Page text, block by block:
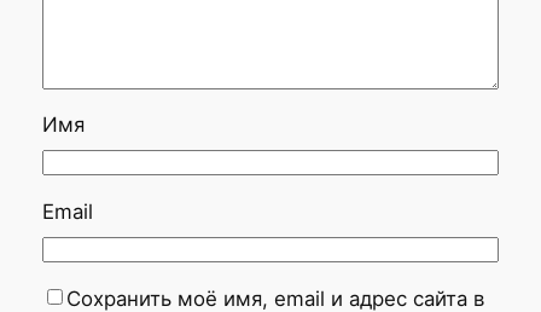
Имя
Email
Сохранить моё имя, email и адрес сайта в